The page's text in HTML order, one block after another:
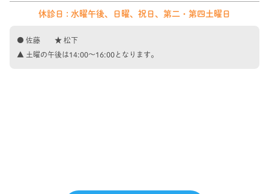
休診日 : 水曜午後、日曜、祝日、第二・第四土曜日
● 佐藤 ★ 松下
▲ 土曜の午後は14:00〜16:00となります。